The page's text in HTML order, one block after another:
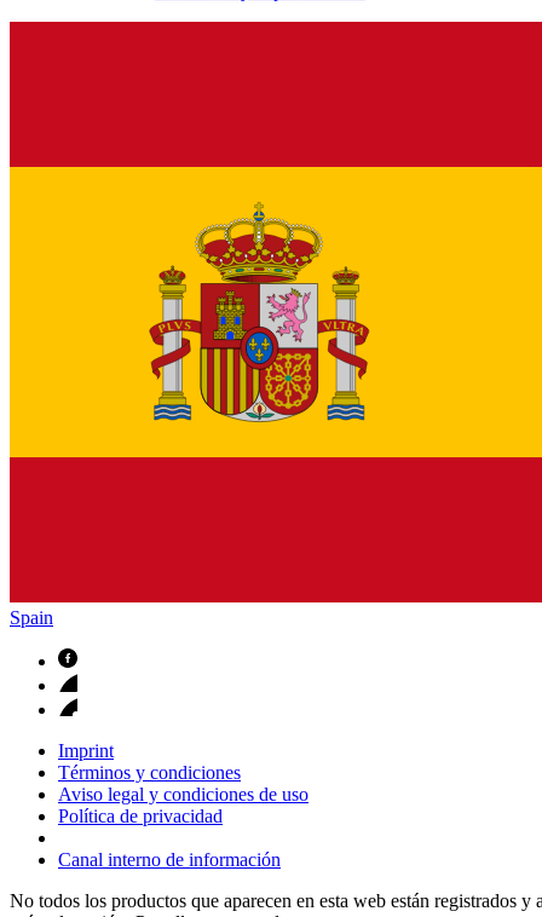
Spain
Imprint
Términos y condiciones
Aviso legal y condiciones de uso
Política de privacidad
Canal interno de información
No todos los productos que aparecen en esta web están registrados